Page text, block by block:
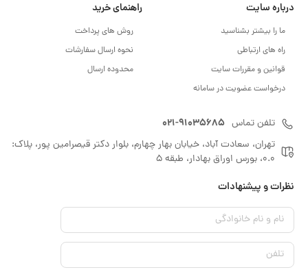
درباره سایت
ما را بیشتر بشناسید
راه های ارتباطی
قوانین و مقررات سایت
درخواست عضویت در سامانه
راهنمای خرید
روش های پرداخت
نحوه ارسال سفارشات
محدوده ارسال
تلفن تماس 021-91035685
تهران، سعادت آباد، خیابان بهار چهارم، بلوار دکتر قیصرامین پور، پلاک:
0.0، بورس اوراق بهادار، طبقه 5
نظرات و پیشنهادات
نام و نام خانوادگی
تلفن